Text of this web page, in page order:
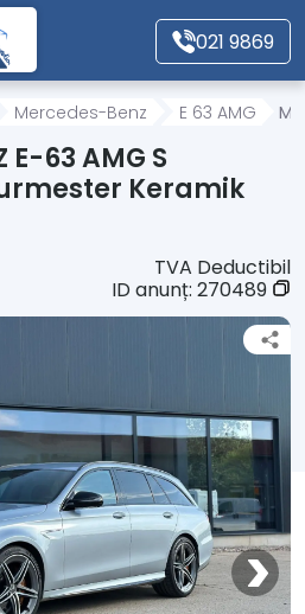
021 9869
Mercedes-Benz E 63 AMG
E-63 AMG S
Keramik
TVA Deductibil
ID anunț: 270489